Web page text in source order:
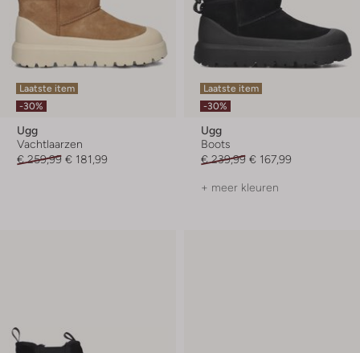
Laatste item
-30%
Ugg
Vachtlaarzen
€ 259,99 € 181,99
Laatste item
-30%
Ugg
Boots
€ 239,99 € 167,99
+ meer kleuren